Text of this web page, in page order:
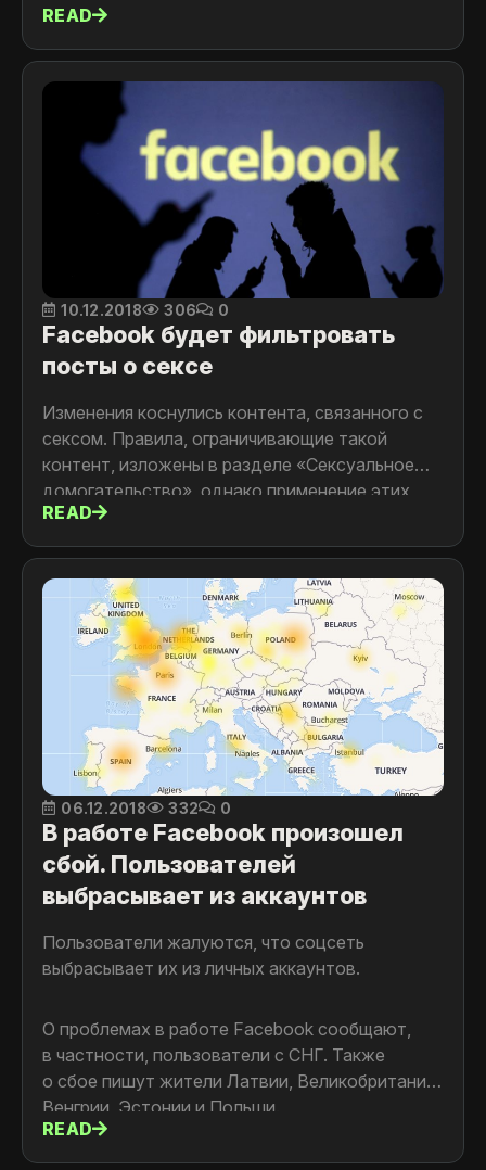
READ
10.12.2018 306 0
Facebook будет фильтровать
посты о сексе
Изменения коснулись контента, связанного с
сексом. Правила, ограничивающие такой
контент, изложены в разделе «Сексуальное
домогательство», однако применение этих
правил – намного шире. Теперь сеть может
удалить любую переписку с сексуальным
READ
06.12.2018 332 0
В работе Facebook произошел
сбой. Пользователей
выбрасывает из аккаунтов
Пользователи жалуются, что соцсеть
выбрасывает их из личных аккаунтов.
О проблемах в работе Facebook сообщают,
в частности, пользователи c СНГ. Также
о сбое пишут жители Латвии, Великобритании,
Венгрии, Эстонии и Польши.
READ